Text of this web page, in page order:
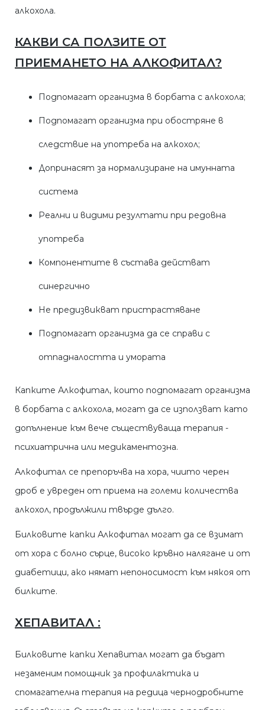
алкохола.
КАКВИ СА ПОЛЗИТЕ ОТ
ПРИЕМАНЕТО НА АЛКОФИТАЛ?
Подпомагат организма в борбата с алкохола;
Подпомагат организма при обостряне в
следствие на употреба на алкохол;
Допринасят за нормализиране на имунната
система
Реални и видими резултати при редовна
употреба
Компонентите в състава действат
синергично
Не предизвикват пристрастяване
Подпомагат организма да се справи с
отпадналостта и умората
Капките Алкофитал, които подпомагат организма
в борбата с алкохола, могат да се използват като
допълнение към вече съществуваща терапия -
психиатрична или медикаментозна.
Алкофитал се препоръчва на хора, чиито черен
дроб е увреден от приема на големи количества
алкохол, продължили твърде дълго.
Билковите капки Алкофитал могат да се взимат
от хора с болно сърце, високо кръвно налягане и от
диабетици, ако нямат непоносимост към някоя от
билките.
ХЕПАВИТАЛ :
Билковите капки Хепавитал могат да бъдат
незаменим помощник за профилактика и
спомагателна терапия на редица чернодробните